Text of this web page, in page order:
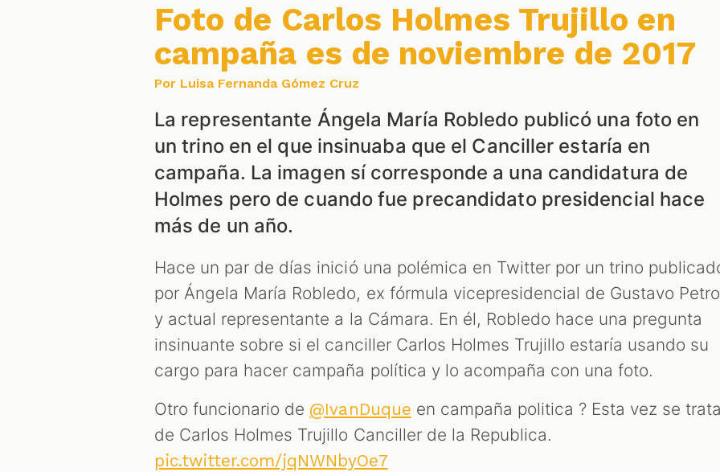
Foto de Carlos Holmes Trujillo en
campaña es de noviembre de 2017
Por Luisa Fernanda Gómez Cruz
La representante Ángela María Robledo publicó una foto en
un trino en el que insinuaba que el Canciller estaría en
campaña. La imagen sí corresponde a una candidatura de
Holmes pero de cuando fue precandidato presidencial hace
más de un año.
Hace un par de días inició una polémica en Twitter por un trino
por Ángela María Robledo, ex fórmula vicepresidencial de Gustavo Petro
y actual representante a la Cámara. En él, Robledo hace una pregunta
insinuante sobre si el canciller Carlos Holmes Trujillo estaría usando su
cargo para hacer campaña política y lo acompaña con una foto.
Otro funcionario de @IvanDuque en campaña politica ? Esta vez se
de Carlos Holmes Trujillo Canciller de la Republica.
pic.twitter.com/jqNWNbyOe7